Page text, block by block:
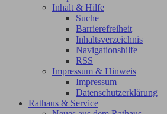
Inhalt & Hilfe
Suche
Barrierefreiheit
Inhaltsverzeichnis
Navigationshilfe
RSS
Impressum & Hinweis
Impressum
Datenschutzerklärung
Rathaus & Service